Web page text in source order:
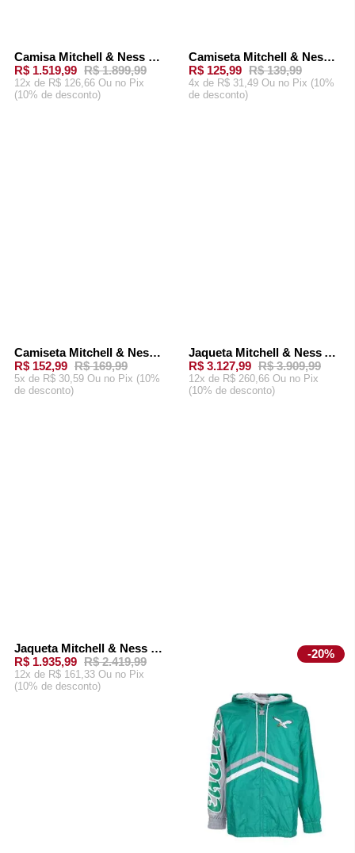
-20%
Camisa Mitchell & Ness NFL Legacy Jersey Philadelphia Eagles Michael Vick 2010 Verde
R$ 1.519,99 R$ 1.899,99
12x de R$ 126,66 Ou no Pix
(10% de desconto)
-10%
Camiseta Mitchell & Ness NFL Philadelphia Eagles Cinza
R$ 125,99 R$ 139,99
4x de R$ 31,49 Ou no Pix (10%
de desconto)
-10%
Camiseta Mitchell & Ness NFL Philadelphia Eagles Reggie White Verde
R$ 152,99 R$ 169,99
5x de R$ 30,59 Ou no Pix (10%
de desconto)
-20%
Jaqueta Mitchell & Ness Authentic Philadelphia Eagles 1938 Jacket Verde
R$ 3.127,99 R$ 3.909,99
12x de R$ 260,66 Ou no Pix
(10% de desconto)
-20%
Jaqueta Mitchell & Ness Team OG 2.0 Anorak Windbreaker Vintage Logo Philadelphia Eagles Preta
R$ 1.935,99 R$ 2.419,99
12x de R$ 161,33 Ou no Pix
(10% de desconto)
-20%